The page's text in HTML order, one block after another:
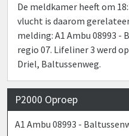
De meldkamer heeft om
vlucht is daarom
melding: A1 Ambu 08993 -
regio 07. Lifeliner 3 werd
Driel, Baltussenweg.
P2000 Oproep
A1 Ambu 08993 -